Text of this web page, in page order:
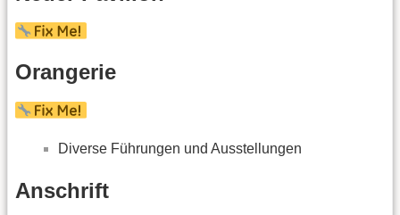
Orangerie
Diverse Führungen und Ausstellungen
Anschrift